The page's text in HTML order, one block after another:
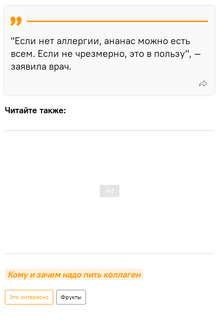
"Если нет аллергии, ананас можно есть
всем. Если не чрезмерно, это в пользу", —
заявила врач.
Читайте также:
Кому и зачем надо пить коллаген
Это интересно Фрукты